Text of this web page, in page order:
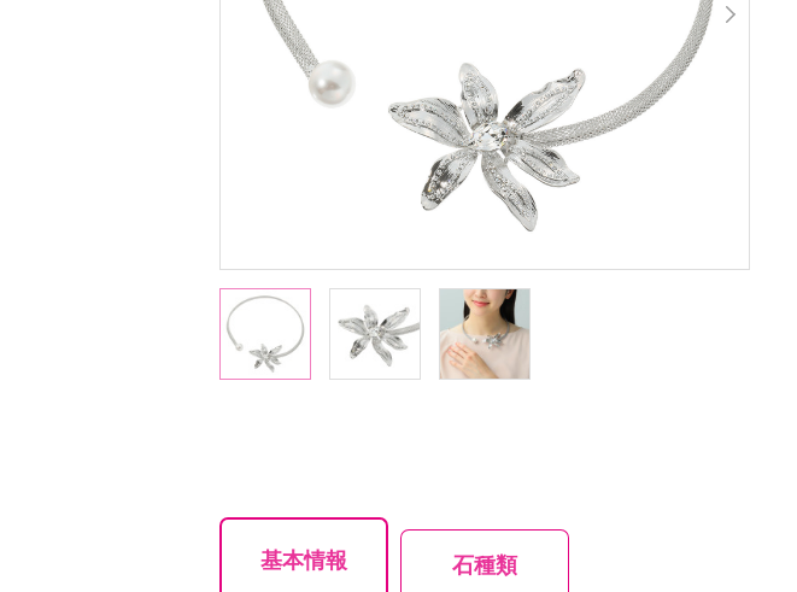
基本情報 石種類